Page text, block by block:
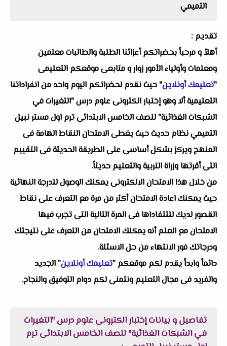
التميمي
تقديم :
أهلاُ و مرحباً بحضراتكم أعزائنا الطلبة والطالبات معلمين
ومعلمات وأولياء الأمور زوار و متابعى موقعكم التعليمى
"تعليمك أونلاين" حيث نقدم لحضراتكم اليوم واحد من انفراداتنا
التعليمية ألا وهو إختبار الكترونى علوم درس "التغيرات في
الشبكات الغذائية" للصف الخامس الابتدائى ترم اول مستر نبيل
التميمي نظام حديث حيث يغطى الامتحان النقاط الهامة فى
المنهج ويركز بشكل أساسى على الطريقة الحديثة فى التقييم
التى أقرتها وزراة التربية والتعليم حديثاً.
من خلال هذا الامتحان الالكترونى يمكنك الوصول للدرجة النهائية
حيث يمكنك اعادة الامتحان أكثر من مرة مع التعرف على نقاط
القصور لديك للتتفاداها فى المرة التالية التى تجرب فيها
الامتحان مع العلم أنه يمكنك الامتحان من التعرف على نتيجتك
ودرجاتك فور الانتهاء من حل الاسئلة.
دائماً وابداً يقدم لكم موقعكم "تعليمك أونلاين" الجديد
والفريد فى مجال التعليم ونتمنى لكم دوام التوفيق والنجاح.
تفاصيل و بيانات إختبار الكترونى علوم درس "التغيرات
في الشبكات الغذائية" للصف الخامس الابتدائى ترم